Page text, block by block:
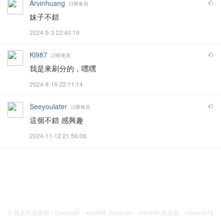
Arvinhuang 註冊會員
妹子不錯
2024-5-3 22:40:19
Ki987 註冊會員
我是來刷分的，嘿嘿
2024-8-16 22:11:14
Seeyoulater 註冊會員
這個不錯 感興趣
2024-11-12 21:56:06
© 西里外送茶賴：GleezyID：xilic666 Telegram：xilic666 西里賴：monesa74